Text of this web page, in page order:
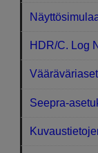
HDR/C. Log
Seepra-